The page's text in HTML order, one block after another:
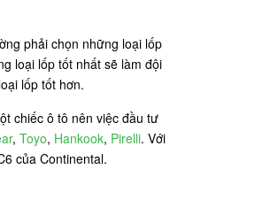
phải chọn những loại lốp
loại lốp tốt nhất sẽ làm đội
lốp tốt hơn.
chiếc ô tô nên việc đầu tư
, Toyo, Hankook, Pirelli. Với
của Continental.